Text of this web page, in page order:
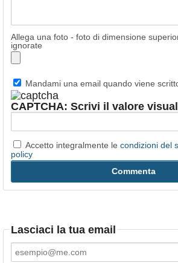
Allega una foto - foto di dimensione
ignorate
Mandami una email quando viene
CAPTCHA: Scrivi il valore
Accetto integralmente le condizioni del
policy
Lasciaci la tua email